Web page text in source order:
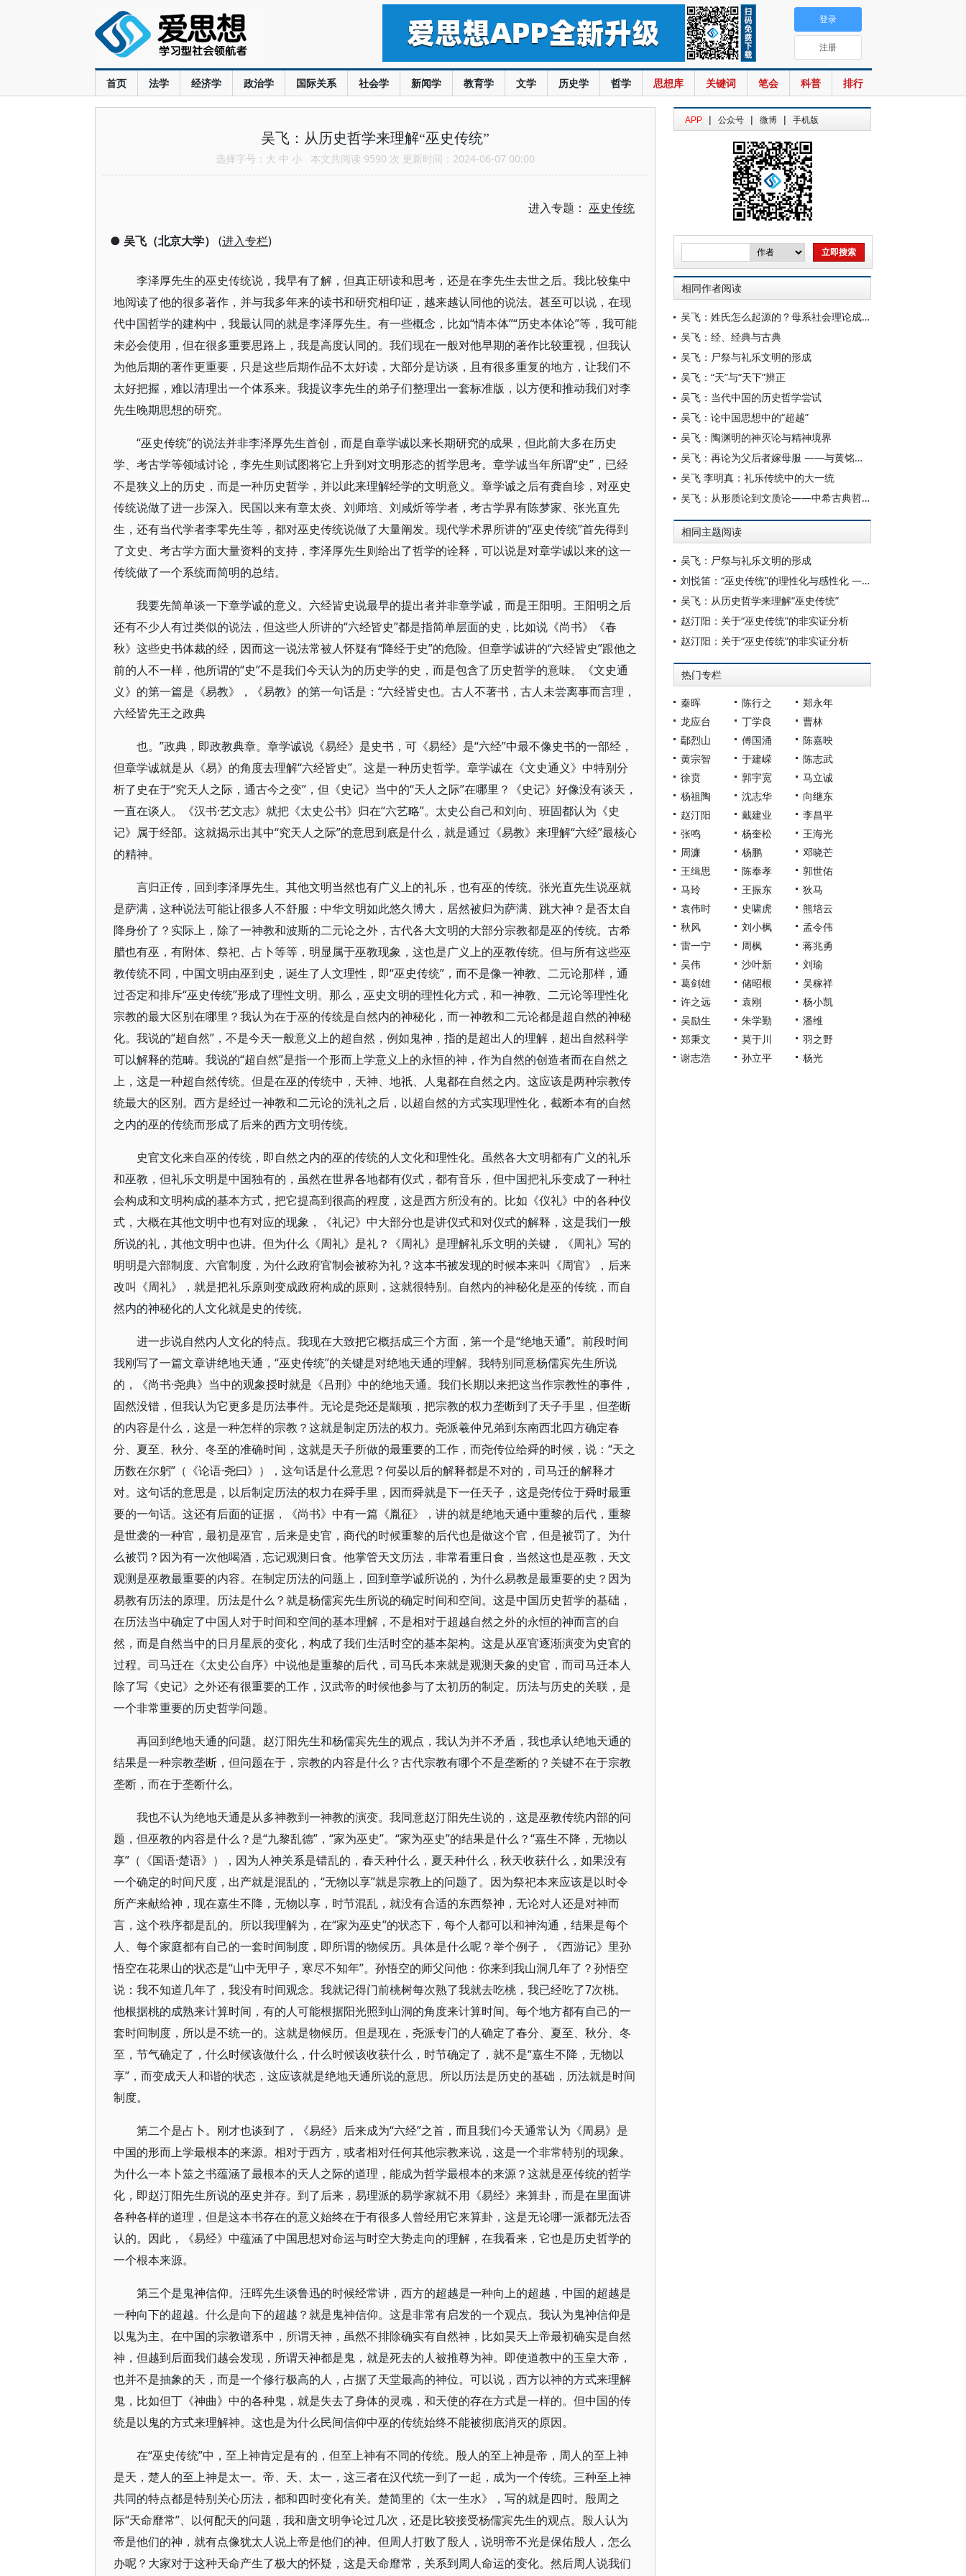
首页 法学 经济学 政治学 国际关系 社会学 新闻学 教育学 文学 历史学 哲学 思想库 关键词 笔会 科普 排行
登录
注册
吴飞：从历史哲学来理解“巫史传统”
选择字号： 大 中 小 本文共阅读 9590 次 更新时间：2024-06-07 00:00
进入专题： 巫史传统
● 吴飞（北京大学） (进入专栏)
李泽厚先生的巫史传统说，我早有了解，但真正研读和思考，还是在李先生去世之后。我比较集中
地阅读了他的很多著作，并与我多年来的读书和研究相印证，越来越认同他的说法。甚至可以说，在现
代中国哲学的建构中，我最认同的就是李泽厚先生。有一些概念，比如“情本体”“历史本体论”等，我可能
未必会使用，但在很多重要思路上，我是高度认同的。我们现在一般对他早期的著作比较重视，但我认
为他后期的著作更重要，只是这些后期作品不太好读，大部分是访谈，且有很多重复的地方，让我们不
太好把握，难以清理出一个体系来。我提议李先生的弟子们整理出一套标准版，以方便和推动我们对李
先生晚期思想的研究。
“巫史传统”的说法并非李泽厚先生首创，而是自章学诚以来长期研究的成果，但此前大多在历史
学、考古学等领域讨论，李先生则试图将它上升到对文明形态的哲学思考。章学诚当年所谓“史”，已经
不是狭义上的历史，而是一种历史哲学，并以此来理解经学的文明意义。章学诚之后有龚自珍，对巫史
传统说做了进一步深入。民国以来有章太炎、刘师培、刘咸炘等学者，考古学界有陈梦家、张光直先
生，还有当代学者李零先生等，都对巫史传统说做了大量阐发。现代学术界所讲的“巫史传统”首先得到
了文史、考古学方面大量资料的支持，李泽厚先生则给出了哲学的诠释，可以说是对章学诚以来的这一
传统做了一个系统而简明的总结。
我要先简单谈一下章学诚的意义。六经皆史说最早的提出者并非章学诚，而是王阳明。王阳明之后
还有不少人有过类似的说法，但这些人所讲的“六经皆史”都是指简单层面的史，比如说《尚书》《春
秋》这些史书体裁的经，因而这一说法常被人怀疑有“降经于史”的危险。但章学诚讲的“六经皆史”跟他之
前的人不一样，他所谓的“史”不是我们今天认为的历史学的史，而是包含了历史哲学的意味。《文史通
义》的第一篇是《易教》，《易教》的第一句话是：“六经皆史也。古人不著书，古人未尝离事而言理，
六经皆先王之政典
也。”政典，即政教典章。章学诚说《易经》是史书，可《易经》是“六经”中最不像史书的一部经，
但章学诚就是从《易》的角度去理解“六经皆史”。这是一种历史哲学。章学诚在《文史通义》中特别分
析了史在于“究天人之际，通古今之变”，但《史记》当中的“天人之际”在哪里？《史记》好像没有谈天，
一直在谈人。《汉书·艺文志》就把《太史公书》归在“六艺略”。太史公自己和刘向、班固都认为《史
记》属于经部。这就揭示出其中“究天人之际”的意思到底是什么，就是通过《易教》来理解“六经”最核心
的精神。
言归正传，回到李泽厚先生。其他文明当然也有广义上的礼乐，也有巫的传统。张光直先生说巫就
是萨满，这种说法可能让很多人不舒服：中华文明如此悠久博大，居然被归为萨满、跳大神？是否太自
降身价了？实际上，除了一神教和波斯的二元论之外，古代各大文明的大部分宗教都是巫的传统。古希
腊也有巫，有附体、祭祀、占卜等等，明显属于巫教现象，这也是广义上的巫教传统。但与所有这些巫
教传统不同，中国文明由巫到史，诞生了人文理性，即“巫史传统”，而不是像一神教、二元论那样，通
过否定和排斥“巫史传统”形成了理性文明。那么，巫史文明的理性化方式，和一神教、二元论等理性化
宗教的最大区别在哪里？我认为在于巫的传统是自然内的神秘化，而一神教和二元论都是超自然的神秘
化。我说的“超自然”，不是今天一般意义上的超自然，例如鬼神，指的是超出人的理解，超出自然科学
可以解释的范畴。我说的“超自然”是指一个形而上学意义上的永恒的神，作为自然的创造者而在自然之
上，这是一种超自然传统。但是在巫的传统中，天神、地祇、人鬼都在自然之内。这应该是两种宗教传
统最大的区别。西方是经过一神教和二元论的洗礼之后，以超自然的方式实现理性化，截断本有的自然
之内的巫的传统而形成了后来的西方文明传统。
史官文化来自巫的传统，即自然之内的巫的传统的人文化和理性化。虽然各大文明都有广义的礼乐
和巫教，但礼乐文明是中国独有的，虽然在世界各地都有仪式，都有音乐，但中国把礼乐变成了一种社
会构成和文明构成的基本方式，把它提高到很高的程度，这是西方所没有的。比如《仪礼》中的各种仪
式，大概在其他文明中也有对应的现象，《礼记》中大部分也是讲仪式和对仪式的解释，这是我们一般
所说的礼，其他文明中也讲。但为什么《周礼》是礼？《周礼》是理解礼乐文明的关键，《周礼》写的
明明是六部制度、六官制度，为什么政府官制会被称为礼？这本书被发现的时候本来叫《周官》，后来
改叫《周礼》，就是把礼乐原则变成政府构成的原则，这就很特别。自然内的神秘化是巫的传统，而自
然内的神秘化的人文化就是史的传统。
进一步说自然内人文化的特点。我现在大致把它概括成三个方面，第一个是“绝地天通”。前段时间
我刚写了一篇文章讲绝地天通，“巫史传统”的关键是对绝地天通的理解。我特别同意杨儒宾先生所说
的，《尚书·尧典》当中的观象授时就是《吕刑》中的绝地天通。我们长期以来把这当作宗教性的事件，
固然没错，但我认为它更多是历法事件。无论是尧还是颛顼，把宗教的权力垄断到了天子手里，但垄断
的内容是什么，这是一种怎样的宗教？这就是制定历法的权力。尧派羲仲兄弟到东南西北四方确定春
分、夏至、秋分、冬至的准确时间，这就是天子所做的最重要的工作，而尧传位给舜的时候，说：“天之
历数在尔躬”（《论语·尧曰》），这句话是什么意思？何晏以后的解释都是不对的，司马迁的解释才
对。这句话的意思是，以后制定历法的权力在舜手里，因而舜就是下一任天子，这是尧传位于舜时最重
要的一句话。这还有后面的证据，《尚书》中有一篇《胤征》，讲的就是绝地天通中重黎的后代，重黎
是世袭的一种官，最初是巫官，后来是史官，商代的时候重黎的后代也是做这个官，但是被罚了。为什
么被罚？因为有一次他喝酒，忘记观测日食。他掌管天文历法，非常看重日食，当然这也是巫教，天文
观测是巫教最重要的内容。在制定历法的问题上，回到章学诚所说的，为什么易教是最重要的史？因为
易教有历法的原理。历法是什么？就是杨儒宾先生所说的确定时间和空间。这是中国历史哲学的基础，
在历法当中确定了中国人对于时间和空间的基本理解，不是相对于超越自然之外的永恒的神而言的自
然，而是自然当中的日月星辰的变化，构成了我们生活时空的基本架构。这是从巫官逐渐演变为史官的
过程。司马迁在《太史公自序》中说他是重黎的后代，司马氏本来就是观测天象的史官，而司马迁本人
除了写《史记》之外还有很重要的工作，汉武帝的时候他参与了太初历的制定。历法与历史的关联，是
一个非常重要的历史哲学问题。
再回到绝地天通的问题。赵汀阳先生和杨儒宾先生的观点，我认为并不矛盾，我也承认绝地天通的
结果是一种宗教垄断，但问题在于，宗教的内容是什么？古代宗教有哪个不是垄断的？关键不在于宗教
垄断，而在于垄断什么。
我也不认为绝地天通是从多神教到一神教的演变。我同意赵汀阳先生说的，这是巫教传统内部的问
题，但巫教的内容是什么？是“九黎乱德”，“家为巫史”。“家为巫史”的结果是什么？“嘉生不降，无物以
享”（《国语·楚语》），因为人神关系是错乱的，春天种什么，夏天种什么，秋天收获什么，如果没有
一个确定的时间尺度，出产就是混乱的，“无物以享”就是宗教上的问题了。因为祭祀本来应该是以时令
所产来献给神，现在嘉生不降，无物以享，时节混乱，就没有合适的东西祭神，无论对人还是对神而
言，这个秩序都是乱的。所以我理解为，在“家为巫史”的状态下，每个人都可以和神沟通，结果是每个
人、每个家庭都有自己的一套时间制度，即所谓的物候历。具体是什么呢？举个例子，《西游记》里孙
悟空在花果山的状态是“山中无甲子，寒尽不知年”。孙悟空的师父问他：你来到我山洞几年了？孙悟空
说：我不知道几年了，我没有时间观念。我就记得门前桃树每次熟了我就去吃桃，我已经吃了7次桃。
他根据桃的成熟来计算时间，有的人可能根据阳光照到山洞的角度来计算时间。每个地方都有自己的一
套时间制度，所以是不统一的。这就是物候历。但是现在，尧派专门的人确定了春分、夏至、秋分、冬
至，节气确定了，什么时候该做什么，什么时候该收获什么，时节确定了，就不是“嘉生不降，无物以
享”，而变成天人和谐的状态，这应该就是绝地天通所说的意思。所以历法是历史的基础，历法就是时间
制度。
第二个是占卜。刚才也谈到了，《易经》后来成为“六经”之首，而且我们今天通常认为《周易》是
中国的形而上学最根本的来源。相对于西方，或者相对任何其他宗教来说，这是一个非常特别的现象。
为什么一本卜筮之书蕴涵了最根本的天人之际的道理，能成为哲学最根本的来源？这就是巫传统的哲学
化，即赵汀阳先生所说的巫史并存。到了后来，易理派的易学家就不用《易经》来算卦，而是在里面讲
各种各样的道理，但是这本书存在的意义始终在于有很多人曾经用它来算卦，这是无论哪一派都无法否
认的。因此，《易经》中蕴涵了中国思想对命运与时空大势走向的理解，在我看来，它也是历史哲学的
一个根本来源。
第三个是鬼神信仰。汪晖先生谈鲁迅的时候经常讲，西方的超越是一种向上的超越，中国的超越是
一种向下的超越。什么是向下的超越？就是鬼神信仰。这是非常有启发的一个观点。我认为鬼神信仰是
以鬼为主。在中国的宗教谱系中，所谓天神，虽然不排除确实有自然神，比如昊天上帝最初确实是自然
神，但越到后面我们越会发现，所谓天神都是鬼，就是死去的人被推尊为神。即使道教中的玉皇大帝，
也并不是抽象的天，而是一个修行极高的人，占据了天堂最高的神位。可以说，西方以神的方式来理解
鬼，比如但丁《神曲》中的各种鬼，就是失去了身体的灵魂，和天使的存在方式是一样的。但中国的传
统是以鬼的方式来理解神。这也是为什么民间信仰中巫的传统始终不能被彻底消灭的原因。
在“巫史传统”中，至上神肯定是有的，但至上神有不同的传统。殷人的至上神是帝，周人的至上神
是天，楚人的至上神是太一。帝、天、太一，这三者在汉代统一到了一起，成为一个传统。三种至上神
共同的特点都是特别关心历法，都和四时变化有关。楚简里的《太一生水》，写的就是四时。殷周之
际“天命靡常”、以何配天的问题，我和唐文明争论过几次，还是比较接受杨儒宾先生的观点。殷人认为
帝是他们的神，就有点像犹太人说上帝是他们的神。但周人打败了殷人，说明帝不光是保佑殷人，怎么
办呢？大家对于这种天命产生了极大的怀疑，这是天命靡常，关系到周人命运的变化。然后周人说我们
APP | 公众号 | 微博 | 手机版
相同作者阅读
吴飞：姓氏怎么起源的？母系社会理论成立吗？
吴飞：经、经典与古典
吴飞：尸祭与礼乐文明的形成
吴飞：“天”与“天下”辨正
吴飞：当代中国的历史哲学尝试
吴飞：论中国思想中的“超越”
吴飞：陶渊明的神灭论与精神境界
吴飞：再论为父后者嫁母服 ——与黄铭博士商榷
吴飞 李明真：礼乐传统中的大一统
吴飞：从形质论到文质论——中希古典哲学互鉴的一个尝试
相同主题阅读
吴飞：尸祭与礼乐文明的形成
刘悦笛：“巫史传统”的理性化与感性化 —— 论中国美学自主知识体系的创构
吴飞：从历史哲学来理解“巫史传统”
赵汀阳：关于“巫史传统”的非实证分析
赵汀阳：关于“巫史传统”的非实证分析
热门专栏
秦晖 陈行之
郑永年
龙应台
丁学良
曹林
鄢烈山
傅国涌
陈嘉映
黄宗智
于建嵘
陈志武
徐贲
郭宇宽
马立诚
杨祖陶
沈志华
向继东
赵汀阳
戴建业
李昌平
张鸣
杨奎松
王海光
周濂
杨鹏
邓晓芒
王缉思
陈奉孝
郭世佑
马玲
王振东
狄马
袁伟时
史啸虎
熊培云
秋风
刘小枫
孟令伟
雷一宁
周枫
蒋兆勇
吴伟
沙叶新
刘瑜
葛剑雄
储昭根
吴稼祥
许之远
袁刚
杨小凯
吴励生
朱学勤
潘维
郑秉文
莫于川
羽之野
谢志浩
孙立平 杨光